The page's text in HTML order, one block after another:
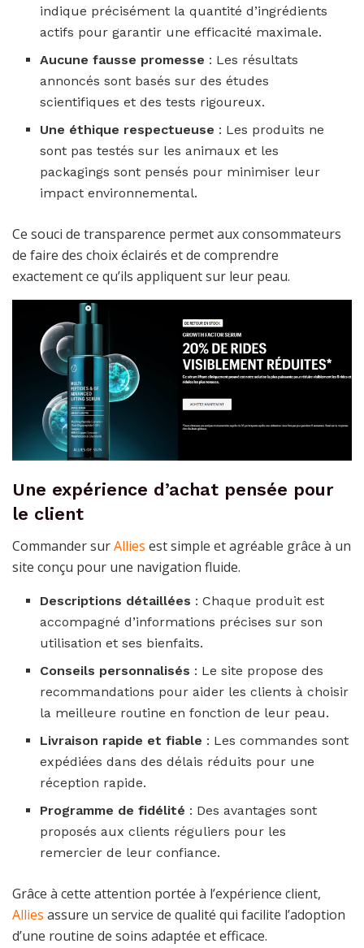
indique précisément la quantité d’ingrédients
actifs pour garantir une efficacité maximale.
Aucune fausse promesse : Les résultats
annoncés sont basés sur des études
scientifiques et des tests rigoureux.
Une éthique respectueuse : Les produits ne
sont pas testés sur les animaux et les
packagings sont pensés pour minimiser leur
impact environnemental.
Ce souci de transparence permet aux consommateurs
de faire des choix éclairés et de comprendre
exactement ce qu’ils appliquent sur leur peau.
Une expérience d’achat pensée pour
le client
Commander surAllies est simple et agréable grâce à un
site conçu pour une navigation fluide.
Descriptions détaillées : Chaque produit est
accompagné d’informations précises sur son
utilisation et ses bienfaits.
Conseils personnalisés : Le site propose des
recommandations pour aider les clients à choisir
la meilleure routine en fonction de leur peau.
Livraison rapide et fiable : Les commandes sont
expédiées dans des délais réduits pour une
réception rapide.
Programme de fidélité : Des avantages sont
proposés aux clients réguliers pour les
remercier de leur confiance.
Grâce à cette attention portée à l’expérience client,
Allies assure un service de qualité qui facilite l’adoption
d’une routine de soins adaptée et efficace.